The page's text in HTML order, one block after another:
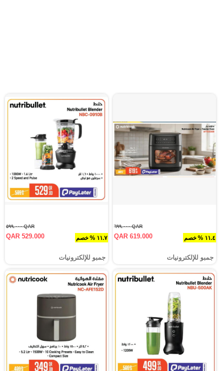
١١.٤ % خصم
QAR ٦٩٩.٠٠٠
QAR 619.000
جمبو للإلكترونيات
١١.٧ % خصم
QAR ٥٩٩.٠٠٠
QAR 529.000
جمبو للإلكترونيات